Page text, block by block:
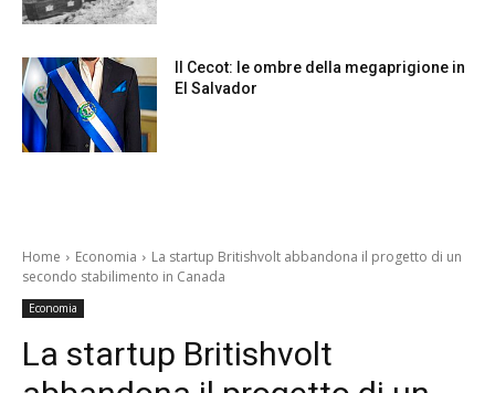
Il Cecot: le ombre della megaprigione in
El Salvador